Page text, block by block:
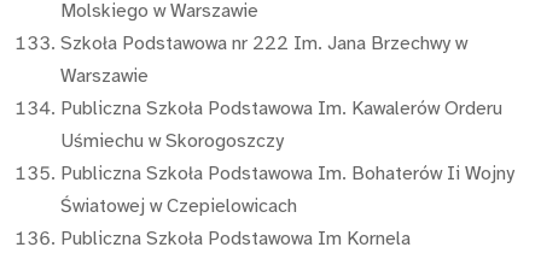
Molskiego w Warszawie
Szkoła Podstawowa nr 222 Im. Jana Brzechwy w
Warszawie
Publiczna Szkoła Podstawowa Im. Kawalerów Orderu
Uśmiechu w Skorogoszczy
Publiczna Szkoła Podstawowa Im. Bohaterów Ii Wojny
Światowej w Czepielowicach
Publiczna Szkoła Podstawowa Im Kornela